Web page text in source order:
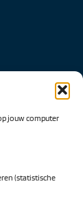
jouw computer
(statistische